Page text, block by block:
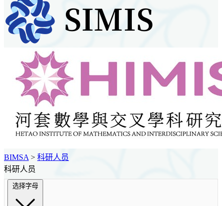
BIMSA > 科研人员
科研人员
选择字母